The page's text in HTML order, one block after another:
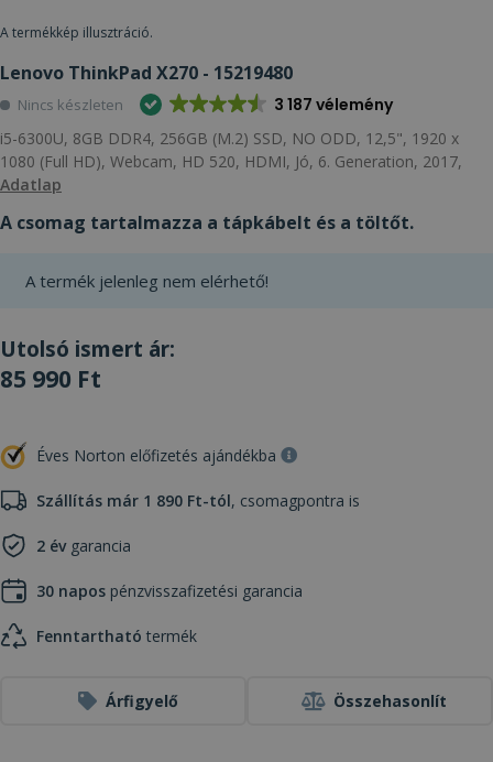
A termékkép illusztráció.
Lenovo ThinkPad X270 - 15219480
Nincs készleten 3 187 vélemény
i5-6300U, 8GB DDR4, 256GB (M.2) SSD, NO ODD, 12,5", 1920 x
1080 (Full HD), Webcam, HD 520, HDMI, Jó, 6. Generation, 2017,
Adatlap
A csomag tartalmazza a tápkábelt és a töltőt.
A termék jelenleg nem elérhető!
Utolsó ismert ár:
85 990 Ft
Éves Norton előfizetés ajándékba
Szállítás már 1 890 Ft-tól, csomagpontra is
2 évgarancia
30 napos pénzvisszafizetési garancia
Fenntartható termék
Árfigyelő Összehasonlít